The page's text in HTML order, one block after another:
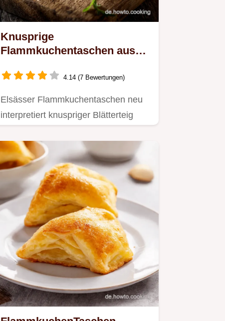
Knusprige
Flammkuchentaschen aus
fertig
4.14 (7 Bewertungen)
Elsässer Flammkuchentaschen neu
interpretiert knuspriger Blätterteig